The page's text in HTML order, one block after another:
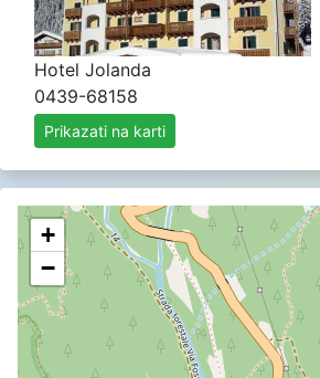
Hotel Jolanda
0439-68158
Prikazati na karti
+
−